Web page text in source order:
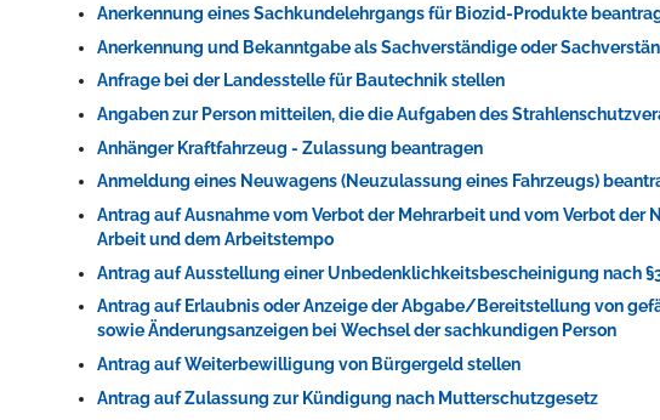
Erleben in Hockenheim
Spaß unter prickelnden Wasserfällen, das rauschende Meer im
mehr dazu...
Anerkennung eines Sachkundelehrgangs für Biozid-Produkte
Anerkennung und Bekanntgabe als Sachverständige oder
Anfrage bei der Landesstelle für Bautechnik stellen
Angaben zur Person mitteilen, die die Aufgaben des
Anhänger Kraftfahrzeug - Zulassung beantragen
Anmeldung eines Neuwagens (Neuzulassung eines Fahrzeugs)
Antrag auf Ausnahme vom Verbot der Mehrarbeit und vom Verbot der
Arbeit und dem Arbeitstempo
Antrag auf Ausstellung einer Unbedenklichkeitsbescheinigung nach
Antrag auf Erlaubnis oder Anzeige der Abgabe/Bereitstellung von
sowie Änderungsanzeigen bei Wechsel der sachkundigen Person
Antrag auf Weiterbewilligung von Bürgergeld stellen
Antrag auf Zulassung zur Kündigung nach Mutterschutzgesetz